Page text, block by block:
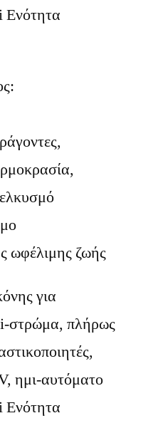
Ενότητα
ωφέλιμης ζωής
για
στρώμα, πλήρως
ημι-αυτόματο
Ενότητα